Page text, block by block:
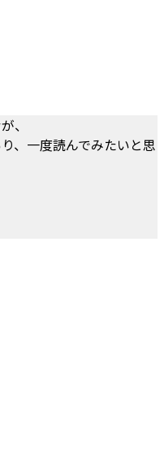
、
、一度読んでみたいと思